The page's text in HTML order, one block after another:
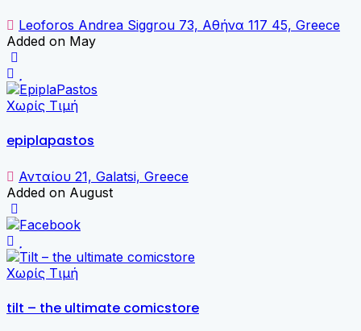
Leoforos Andrea Siggrou 73, Αθήνα 117 45, Greece
Added on May
Χωρίς Τιμή
epiplapastos
Ανταίου 21, Galatsi, Greece
Added on August
Χωρίς Τιμή
tilt – the ultimate comicstore